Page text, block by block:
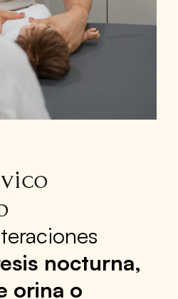
nocturna,
orina o